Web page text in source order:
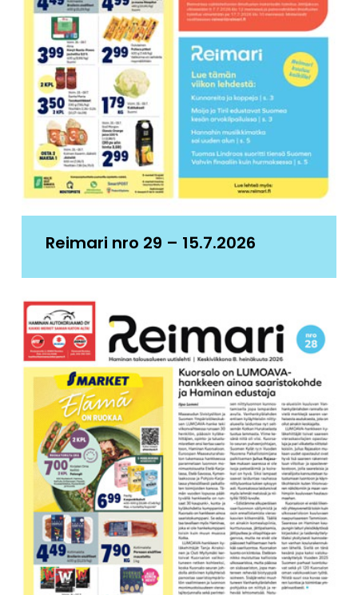
Reimari nro 29 – 15.7.2026